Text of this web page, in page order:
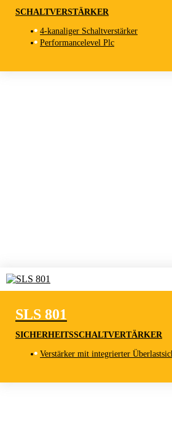
LS 804
SCHALTVERSTÄRKER
4-kanaliger Schaltverstärker
Performancelevel Plc
SLS 801
SICHERHEITSSCHALTVERTÄRKER
Verstärker mit integrierter